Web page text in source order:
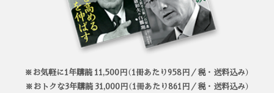
※お気軽に1年購読 11,500円（1冊あたり958円／税・送料込み）
※おトクな3年購読 31,000円（1冊あたり861円／税・送料込み）